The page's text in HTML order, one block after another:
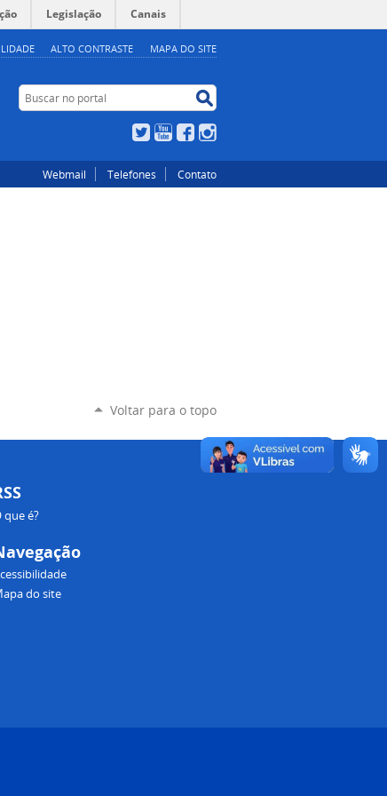
ALTO CONTRASTE MAPA DO SITE
Legislação Canais
Buscar no portal
TwitterYouTubeFacebook
Webmail Telefones Contato
Voltar para o topo
que é?
do site